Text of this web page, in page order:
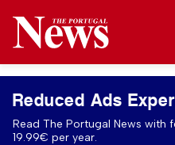
Reduced Ads
Read The Portugal News with
19.99€ per year.